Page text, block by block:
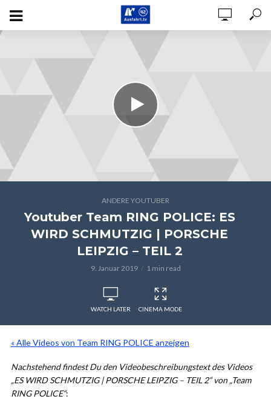
ANDERE YOUTUBER
Youtuber Team RING POLICE: ES
WIRD SCHMUTZIG | PORSCHE
LEIPZIG – TEIL 2
9. Januar 2019 1 min read
WATCH LATER CINEMA MODE
« Alle Videos von Team RING POLICE anzeigen
Nachstehend findest Du den Videobeschreibungstext des Videos
„ES WIRD SCHMUTZIG | PORSCHE LEIPZIG – TEIL 2“ von „Team
RING POLICE“: